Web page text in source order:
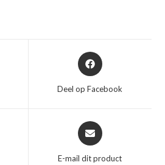
Opent
in
nieuw
Deel op Facebook
Opent
in
E-mail dit product